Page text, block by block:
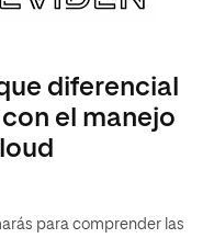
diferencial
el manejo
para comprender las